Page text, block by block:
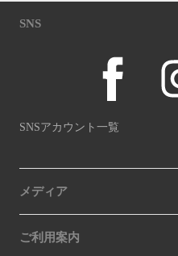
SNS
SNSアカウント一覧
メディア
ご利用案内